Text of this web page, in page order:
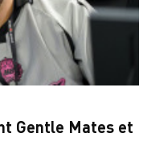
Gentle Mates et